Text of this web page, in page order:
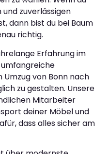
zuverlässigen
dann bist du bei Baum
richtig.
Erfahrung im
Umzug von Bonn nach
zu gestalten. Unsere
Mitarbeiter
deiner Möbel und
dass alles sicher am